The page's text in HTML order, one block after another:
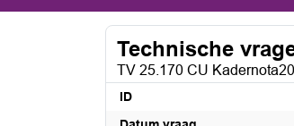
Technische
TV 25.170 CU
ID